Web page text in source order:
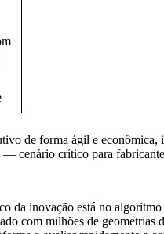
de forma ágil e econômica,
— cenário crítico para
da inovação está no
com milhões de geometrias